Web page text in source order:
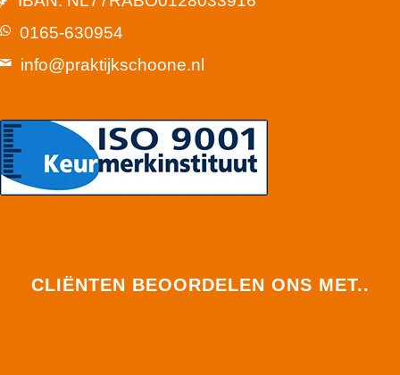
0165-630954
info@praktijkschoone.nl
CLIËNTEN BEOORDELEN ONS MET..